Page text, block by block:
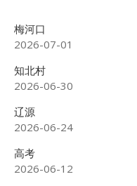
梅河口
2026-07-01
知北村
2026-06-30
辽源
2026-06-24
高考
2026-06-12